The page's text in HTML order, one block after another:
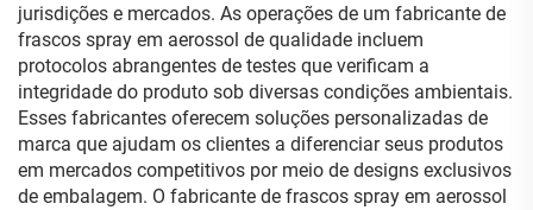
jurisdições e mercados. As operações de um fabricante de
frascos spray em aerossol de qualidade incluem
protocolos abrangentes de testes que verificam a
integridade do produto sob diversas condições ambientais.
Esses fabricantes oferecem soluções personalizadas de
marca que ajudam os clientes a diferenciar seus produtos
em mercados competitivos por meio de designs exclusivos
de embalagem. O fabricante de frascos spray em aerossol